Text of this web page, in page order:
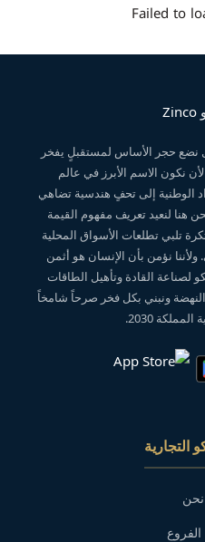
Failed to
نضع حجر الأساس لمستقبلٍ يفخر
نكون الاسم الأبرز في عالم
الوطنية إلى تحفٍ هندسية تضاهي
هنا لنعيد تعريف مفهوم القيمة
تلبي تطلعات الأسواق المحلية
ولأننا نؤمن بأن الإنسان هو أثمن
لصناعة القادة وتأهيل الطاقات
النهضة ونبني بكل فخر صرحاً شامخاً
2030.
التجارية